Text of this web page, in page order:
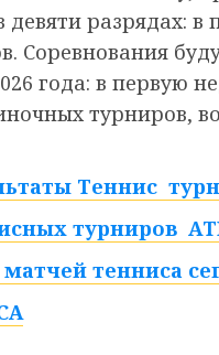
девяти разрядах:
Соревнования
года: в первую
турниров,
Теннис
турниров
тенниса